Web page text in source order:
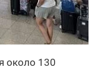
около 130